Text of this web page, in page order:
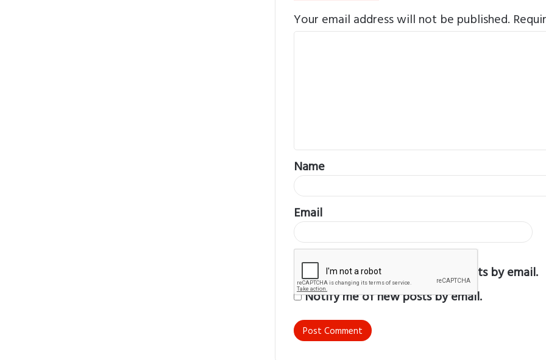
Your email address will not be published.
t
*
Name
Email
Notify me of follow-up comments by email.
Notify me of new posts by email.